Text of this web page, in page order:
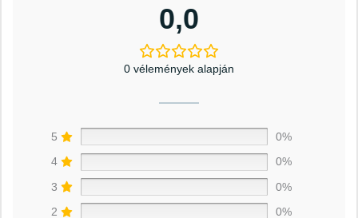
0,0
0 vélemények alapján
5
0%
4
0%
3
0%
2
0%